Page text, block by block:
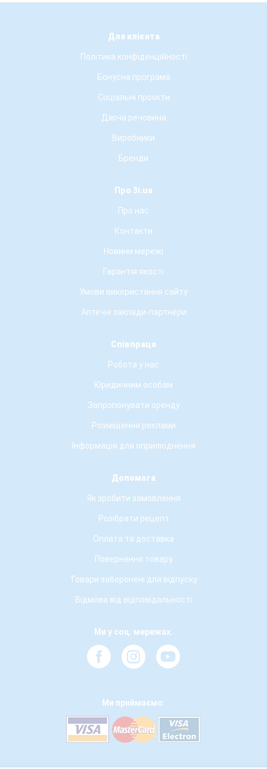
Для клієнта
Політика конфіденційності
Бонусна програма
Соціальні проєкти
Діюча речовина
Виробники
Бренди
Про 3i.ua
Про нас
Контакти
Новини мережі
Гарантія якості
Умови використання сайту
Аптечні заклади-партнери
Співпраця
Робота у нас
Юридичним особам
Запропонувати оренду
Розміщення реклами
Інформація для оприлюднення
Допомога
Як зробити замовлення
Розібрати рецепт
Оплата та доставка
Повернення товару
Товари заборонені для відпуску
Відмова від відповідальності
Ми у соц. мережах:
Ми приймаємо: